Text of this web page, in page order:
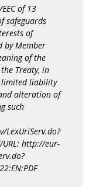
of 13
safeguards
of
by Member
of the
Treaty, in
limited liability
alteration of
such
LexUriServ.do?
URL: http://eur-